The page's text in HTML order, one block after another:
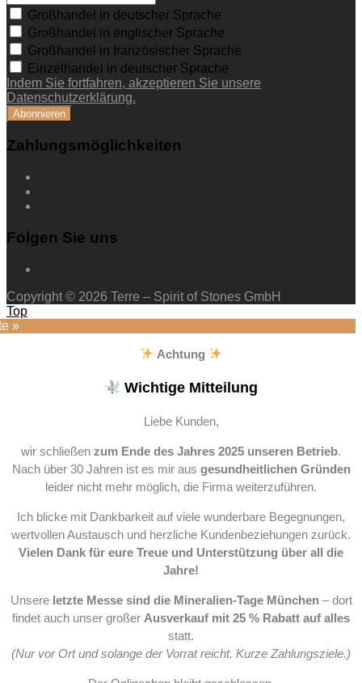
Großhandel in deutscher Sprache
Großhandel in englischer Sprache
Großhandel in französischer Sprache
Einzelhandel in deutscher Sprache
Indem Sie fortfahren, akzeptieren Sie unsere
Datenschutzerklärung.
Zahlungsmöglichkeiten
Folgen Sie uns
Copyright © 2026 Terre – Spirit of Stones GmbH
Top
»
Achtung
Wichtige Mitteilung
Liebe Kunden,
wir schließen zum Ende des Jahres 2025 unseren Betrieb.
Nach über 30 Jahren ist es mir aus gesundheitlichen Gründen
leider nicht mehr möglich, die Firma weiterzuführen.
Ich blicke mit Dankbarkeit auf viele wunderbare Begegnungen,
wertvollen Austausch und herzliche Kundenbeziehungen zurück.
Vielen Dank für eure Treue und Unterstützung über all die
Jahre!
Unsere letzte Messe sind die Mineralien-Tage München– dort
findet auch unser großer Ausverkauf mit 25 % Rabatt auf alles
statt.
(Nur vor Ort und solange der Vorrat reicht. Kurze Zahlungsziele.)